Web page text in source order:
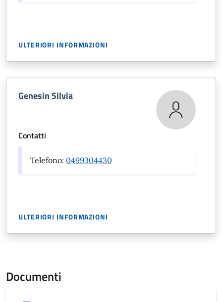
ULTERIORI INFORMAZIONI
Genesin Silvia
Contatti
Telefono: 0499304430
ULTERIORI INFORMAZIONI
Documenti